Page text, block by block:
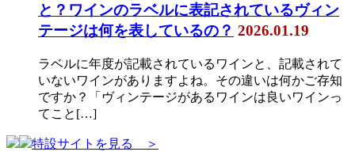
と？ワインのラベルに表記されているヴィン
テージは何を表しているの？ 2026.01.19
ラベルに年度が記載されているワインと、記載されて
いないワインがありますよね。その違いは何かご存知
ですか？「ヴィンテージがあるワインは良いワインっ
てこと[…]
特設サイトを見る ＞